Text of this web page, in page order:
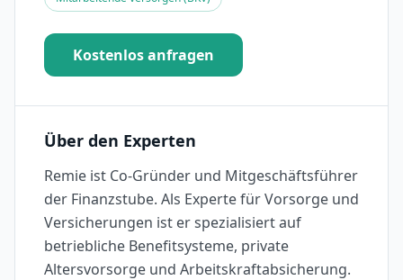
Kostenlos anfragen
Über den Experten
Remie ist Co-Gründer und Mitgeschäftsführer
der Finanzstube. Als Experte für Vorsorge und
Versicherungen ist er spezialisiert auf
betriebliche Benefitsysteme, private
Altersvorsorge und Arbeitskraftabsicherung.